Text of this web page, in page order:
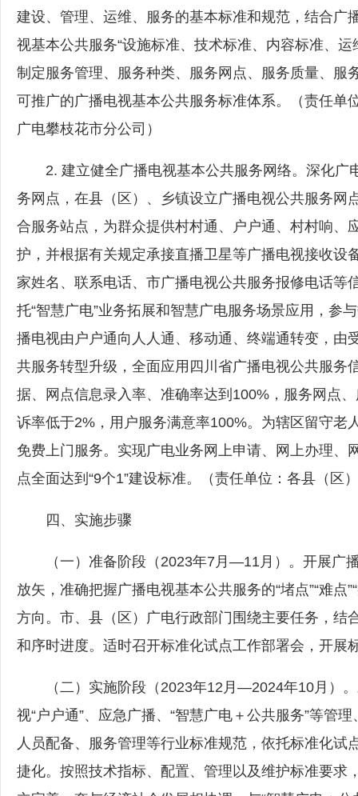
建设、管理、运维、服务的基本标准和规范，结合广
视基本公共服务“设施标准、技术标准、内容标准、
制定服务管理、服务种类、服务网点、服务质量、服
可推广的广播电视基本公共服务标准体系。（责任单
广电攀枝花市分公司）
2. 建立健全广播电视基本公共服务网络。深化广
务网点，在县（区）、乡镇设立广播电视公共服务网
合服务站点，为群众提供村村通、户户通、村村响、
护，并根据有关规定承接直播卫星等广播电视接收设
家姓名、联系电话、市广播电视公共服务报修电话等
托“智慧广电”业务拓展和智慧广电服务场景应用，参
播电视由户户通向人人通、移动通、终端通转变，由
共服务转型升级，全面应用四川省广播电视公共服务
据、网点信息录入率、准确率达到100%，服务网点
诉率低于2%，用户服务满意率100%。为辖区留守老
免费上门服务。实现广电业务网上申请、网上办理、
点全面达到“9个1”建设标准。（责任单位：各县（区
四、实施步骤
（一）准备阶段（2023年7月—11月）‍。开展广播
放矢，准确把握广播电视基本公共服务的“堵点”“难点
方向。市、县（区）广电行政部门围绕主要任务，结
和序时进度。适时召开标准化试点工作部署会，开展
（二）实施阶段（2023年12月—2024年10月）‍。
视“户户通”、应急广播、“智慧广电＋公共服务”等管
人员配备、服务管理等行业标准规范，依托标准化
捷化。按照技术指标、配置、管理以及维护标准要